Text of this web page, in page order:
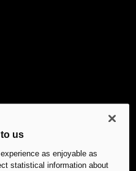
us
as enjoyable as
statistical information about